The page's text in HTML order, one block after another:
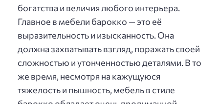
богатства и величия любого интерьера.
Главное в мебели барокко — это её
выразительность и изысканность. Она
должна захватывать взгляд, поражать своей
сложностью и утонченностью деталями. В то
же время, несмотря на кажущуюся
тяжелость и пышность, мебель в стиле